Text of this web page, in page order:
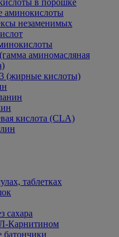
в порошке
аминокислоты
незаменимых
аминомасляная
(жирные кислоты)
кислота (CLA)
таблетках
сахара
Карнитином
батончики